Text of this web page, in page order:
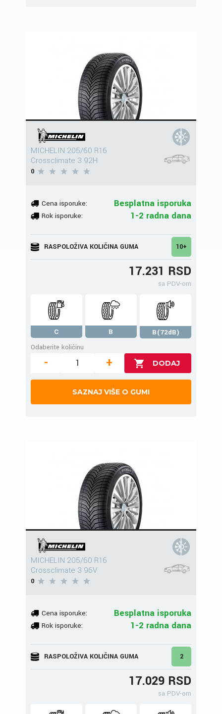
MICHELIN 205/60 R16
Crossclimate 3 92H
0
Cena isporuke: Besplatna isporuka
Rok isporuke: 1-2 radna dana
RASPOLOŽIVA KOLIČINA GUMA 10+
17.231 RSD
sa PDV-om
C B
B(72dB)
Odaberite količinu
- +
SAZNAJ VIŠE O GUMI
MICHELIN 205/60 R16
Crossclimate 3 96V
0
Cena isporuke: Besplatna isporuka
Rok isporuke: 1-2 radna dana
RASPOLOŽIVA KOLIČINA GUMA 2
17.029 RSD
sa PDV-om